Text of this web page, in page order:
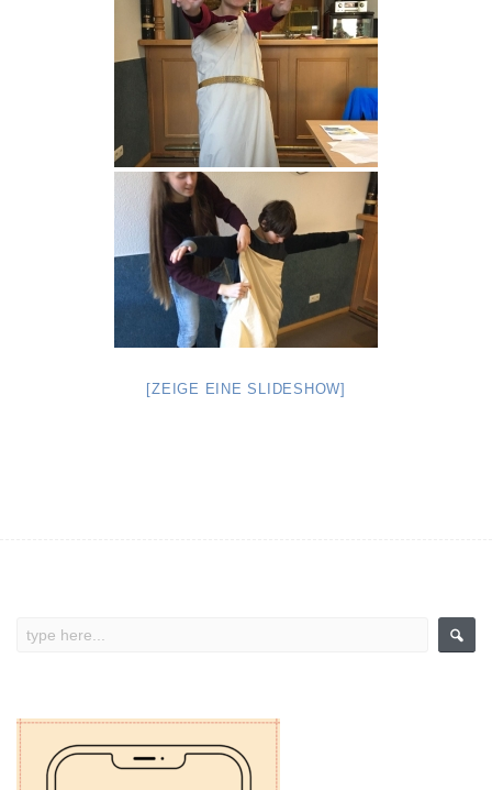
[ZEIGE EINE SLIDESHOW]